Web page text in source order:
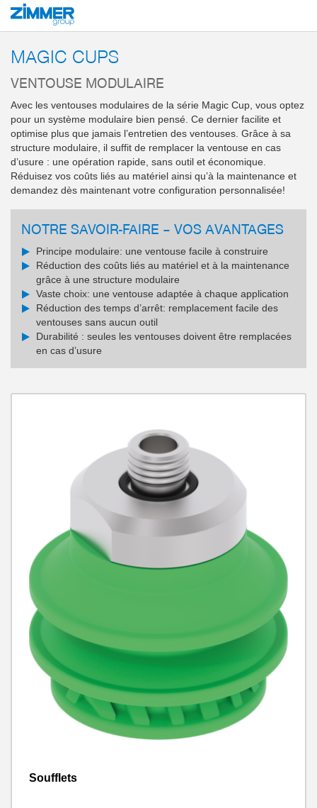
Démarrage Produits
MAGIC CUPS
VENTOUSE MODULAIRE
Avec les ventouses modulaires de la série Magic Cup, vous optez
pour un système modulaire bien pensé. Ce dernier facilite et
optimise plus que jamais l’entretien des ventouses. Grâce à sa
structure modulaire, il suffit de remplacer la ventouse en cas
d’usure : une opération rapide, sans outil et économique.
Réduisez vos coûts liés au matériel ainsi qu’à la maintenance et
demandez dès maintenant votre configuration personnalisée!
NOTRE SAVOIR-FAIRE – VOS AVANTAGES
Principe modulaire: une ventouse facile à construire
Réduction des coûts liés au matériel et à la maintenance
grâce à une structure modulaire
Vaste choix: une ventouse adaptée à chaque application
Réduction des temps d’arrêt: remplacement facile des
ventouses sans aucun outil
Durabilité : seules les ventouses doivent être remplacées
en cas d’usure
Soufflets